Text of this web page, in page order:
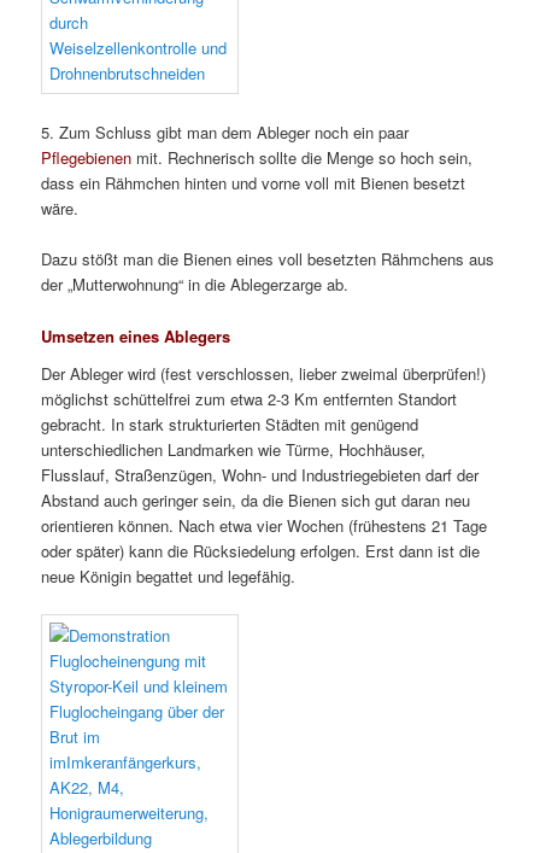
5. Zum Schluss gibt man dem Ableger noch ein paar
Pflegebienen mit. Rechnerisch sollte die Menge so hoch sein,
dass ein Rähmchen hinten und vorne voll mit Bienen besetzt
wäre.
Dazu stößt man die Bienen eines voll besetzten Rähmchens aus
der „Mutterwohnung“ in die Ablegerzarge ab.
Umsetzen eines Ablegers
Der Ableger wird (fest verschlossen, lieber zweimal überprüfen!)
möglichst schüttelfrei zum etwa 2-3 Km entfernten Standort
gebracht. In stark strukturierten Städten mit genügend
unterschiedlichen Landmarken wie Türme, Hochhäuser,
Flusslauf, Straßenzügen, Wohn- und Industriegebieten darf der
Abstand auch geringer sein, da die Bienen sich gut daran neu
orientieren können. Nach etwa vier Wochen (frühestens 21 Tage
oder später) kann die Rücksiedelung erfolgen. Erst dann ist die
neue Königin begattet und legefähig.